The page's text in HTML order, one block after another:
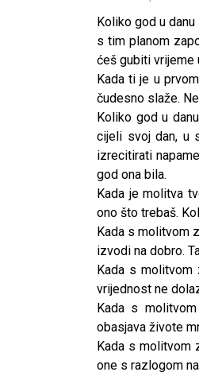
Koliko god u
s tim planom
ćeš gubiti vrijeme
Kada ti je u
čudesno slaže.
Koliko god u
cijeli svoj dan, u
izrecitirati
god ona bila.
Kada je molitva
ono što trebaš.
Kada s molitvom
izvodi na dobro.
Kada s molitvom
vrijednost ne
Kada s
obasjava živote
Kada s molitvom
one s razlogom